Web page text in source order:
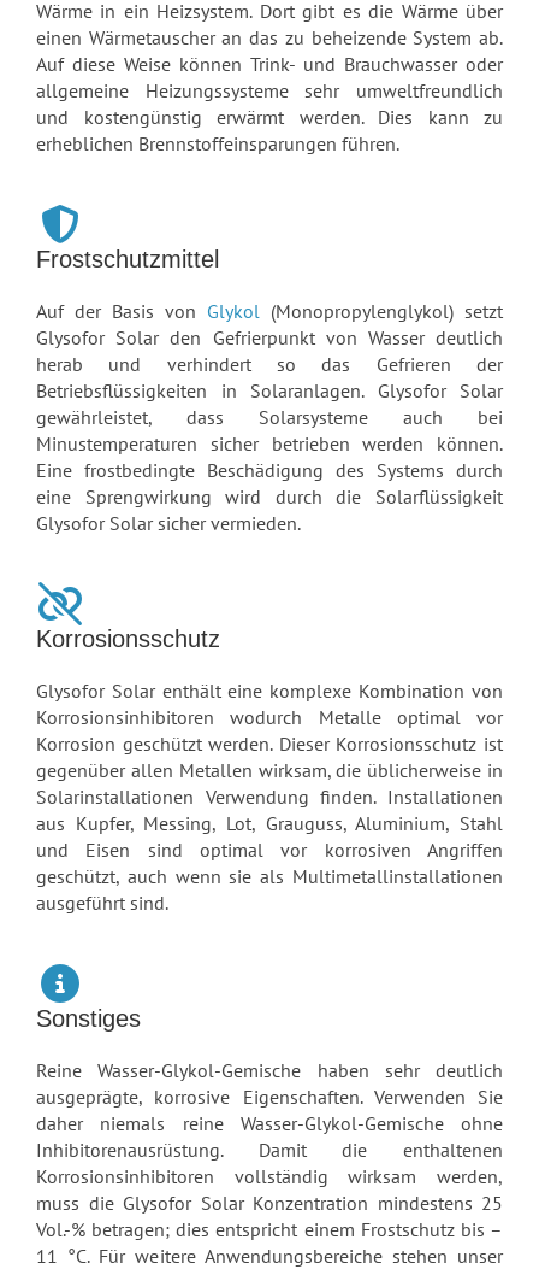
Wärme in ein Heizsystem. Dort gibt es die Wärme über
einen Wärmetauscher an das zu beheizende System ab.
Auf diese Weise können Trink- und Brauchwasser oder
allgemeine Heizungssysteme sehr umweltfreundlich
und kostengünstig erwärmt werden. Dies kann zu
erheblichen Brennstoffeinsparungen führen.
Frostschutzmittel
Auf der Basis von Glykol (Monopropylenglykol) setzt
Glysofor Solar den Gefrierpunkt von Wasser deutlich
herab und verhindert so das Gefrieren der
Betriebsflüssigkeiten in Solaranlagen. Glysofor Solar
gewährleistet, dass Solarsysteme auch bei
Minustemperaturen sicher betrieben werden können.
Eine frostbedingte Beschädigung des Systems durch
eine Sprengwirkung wird durch die Solarflüssigkeit
Glysofor Solar sicher vermieden.
Korrosionsschutz
Glysofor Solar enthält eine komplexe Kombination von
Korrosionsinhibitoren wodurch Metalle optimal vor
Korrosion geschützt werden. Dieser Korrosionsschutz ist
gegenüber allen Metallen wirksam, die üblicherweise in
Solarinstallationen Verwendung finden. Installationen
aus Kupfer, Messing, Lot, Grauguss, Aluminium, Stahl
und Eisen sind optimal vor korrosiven Angriffen
geschützt, auch wenn sie als Multimetallinstallationen
ausgeführt sind.
Sonstiges
Reine Wasser-Glykol-Gemische haben sehr deutlich
ausgeprägte, korrosive Eigenschaften. Verwenden Sie
daher niemals reine Wasser-Glykol-Gemische ohne
Inhibitorenausrüstung. Damit die enthaltenen
Korrosionsinhibitoren vollständig wirksam werden,
muss die Glysofor Solar Konzentration mindestens 25
Vol.-% betragen; dies entspricht einem Frostschutz bis –
11 °C. Für weitere Anwendungsbereiche stehen unser